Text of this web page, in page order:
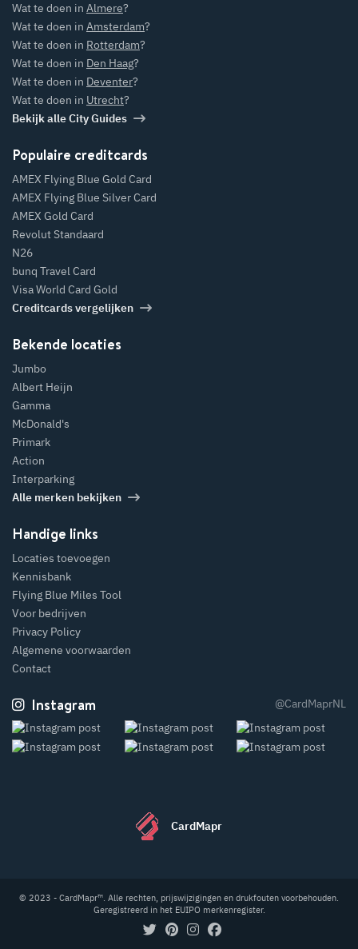
Wat te doen in Almere?
Wat te doen in Amsterdam?
Wat te doen in Rotterdam?
Wat te doen in Den Haag?
Wat te doen in Deventer?
Wat te doen in Utrecht?
Bekijk alle City Guides
Populaire creditcards
AMEX Flying Blue Gold Card
AMEX Flying Blue Silver Card
AMEX Gold Card
Revolut Standaard
N26
bunq Travel Card
Visa World Card Gold
Creditcards vergelijken
Bekende locaties
Jumbo
Albert Heijn
Gamma
McDonald's
Primark
Action
Interparking
Alle merken bekijken
Handige links
Locaties toevoegen
Kennisbank
Flying Blue Miles Tool
Voor bedrijven
Privacy Policy
Algemene voorwaarden
Contact
Instagram @CardMaprNL
CardMapr
© 2023 - CardMapr™. Alle rechten, prijswijzigingen en drukfouten voorbehouden.
Geregistreerd in het EUIPO merkenregister.